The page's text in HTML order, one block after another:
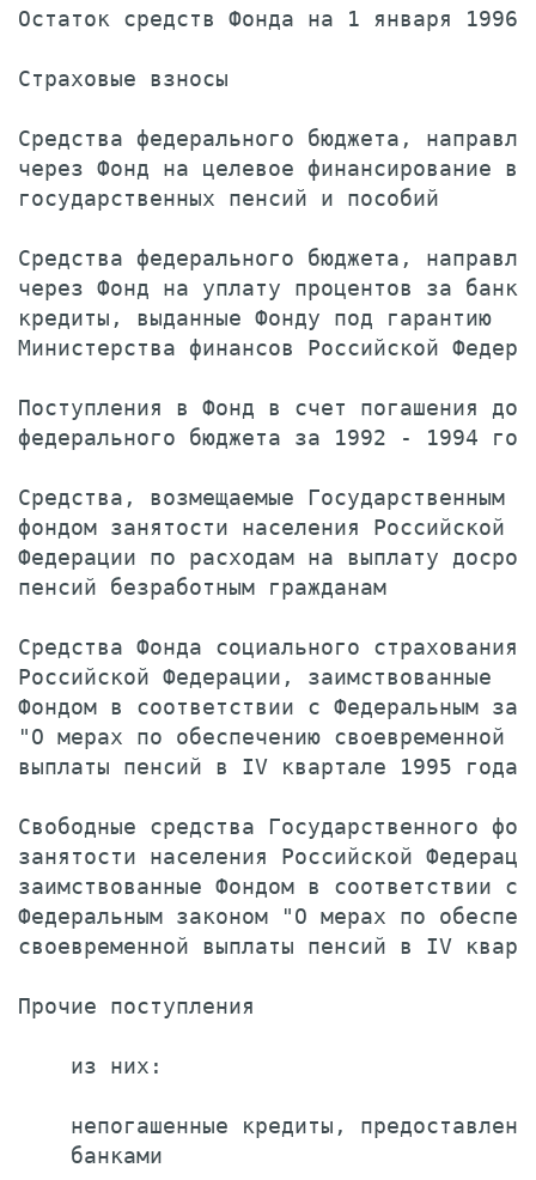
Остаток средств Фонда на 1 января
Страховые взносы
Средства федерального бюджета,
через Фонд на целевое финансирование
государственных пенсий и
Средства федерального бюджета,
через Фонд на уплату процентов за
кредиты, выданные Фонду под гарантию
Министерства финансов Российской
Поступления в Фонд в счет погашения
федерального бюджета за 1992 -
Средства, возмещаемые Государственным
фондом занятости населения Российской
Федерации по расходам на выплату
пенсий безработным гражданам
Средства Фонда социального страхования
Российской Федерации, заимствованные
Фондом в соответствии с Федеральным
"О мерах по обеспечению своевременной
выплаты пенсий в IV квартале
Свободные средства Государственного
занятости населения Российской
заимствованные Фондом в соответствии с
Федеральным законом "О мерах по
своевременной выплаты пенсий в IV
Прочие поступления
    из них:
непогашенные кредиты,